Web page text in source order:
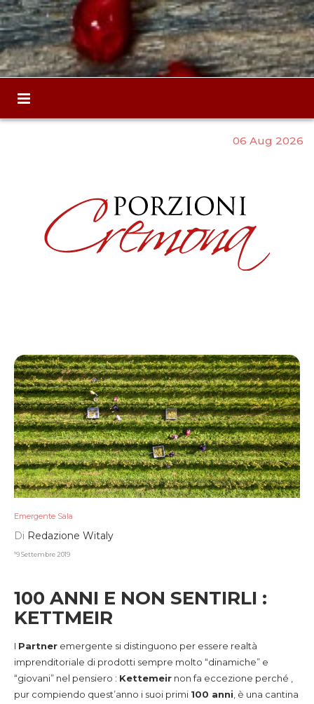
06 Aug 2026
Emergente Sala
Di Redazione Witaly
19 Settembre 2019
100 ANNI E NON SENTIRLI :
KETTMEIR
I Partner emergente si distinguono per essere realtà
imprenditoriale di prodotti sempre molto “dinamiche” e
“giovani” nel pensiero : Kettemeir non fa eccezione perché ,
pur compiendo quest’anno i suoi primi 100 anni , è una cantina